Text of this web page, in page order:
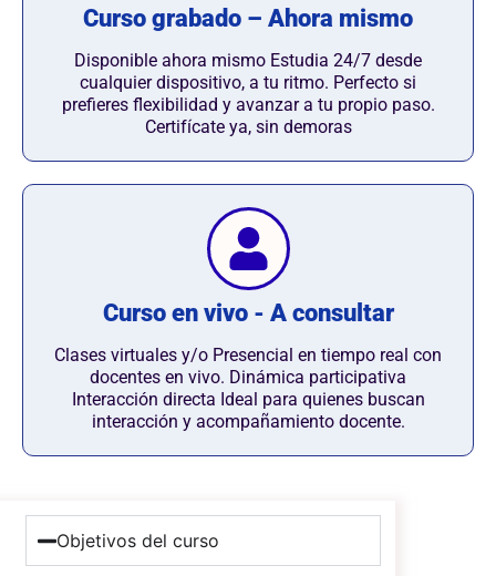
Curso grabado – Ahora mismo
Disponible ahora mismo Estudia 24/7 desde
cualquier dispositivo, a tu ritmo. Perfecto si
prefieres flexibilidad y avanzar a tu propio paso.
Certifícate ya, sin demoras
Curso en vivo - A consultar
Clases virtuales y/o Presencial en tiempo real con
docentes en vivo. Dinámica participativa
Interacción directa Ideal para quienes buscan
interacción y acompañamiento docente.
Objetivos del curso